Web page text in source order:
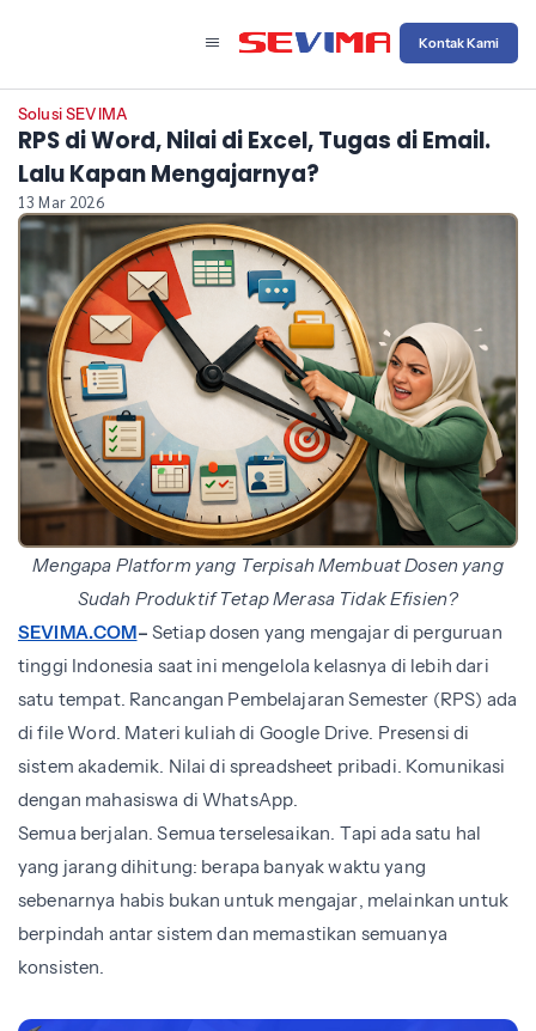
Kontak Kami
Solusi SEVIMA
RPS di Word, Nilai di Excel, Tugas di Email.
Lalu Kapan Mengajarnya?
13 Mar 2026
Mengapa Platform yang Terpisah Membuat Dosen yang
Sudah Produktif Tetap Merasa Tidak Efisien?
SEVIMA.COM– Setiap dosen yang mengajar di perguruan
tinggi Indonesia saat ini mengelola kelasnya di lebih dari
satu tempat. Rancangan Pembelajaran Semester (RPS) ada
di file Word. Materi kuliah di Google Drive. Presensi di
sistem akademik. Nilai di spreadsheet pribadi. Komunikasi
dengan mahasiswa di WhatsApp.
Semua berjalan. Semua terselesaikan. Tapi ada satu hal
yang jarang dihitung: berapa banyak waktu yang
sebenarnya habis bukan untuk mengajar, melainkan untuk
berpindah antar sistem dan memastikan semuanya
konsisten.